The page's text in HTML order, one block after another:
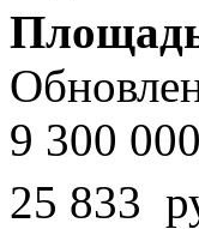
9 300 000
25 833